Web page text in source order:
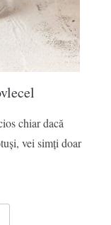
chiar dacă
vei simți doar